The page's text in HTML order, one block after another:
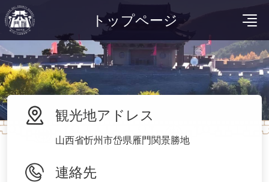
トップページ
観光地アドレス
山西省忻州市岱県雁門関景勝地
連絡先